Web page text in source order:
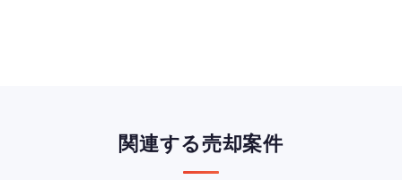
関連する売却案件